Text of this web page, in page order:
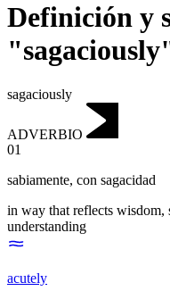
Definición y
sagaciously
ADVERBIO
01
sabiamente, con sagacidad
in way that reflects wisdom,
understanding
acutely